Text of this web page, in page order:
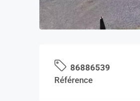
86886539
Référence